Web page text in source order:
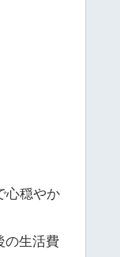
心穏やか
の生活費